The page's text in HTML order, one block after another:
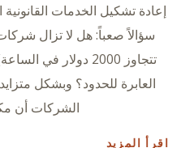
إعادة تشكيل الخدمات
سؤالاً صعباً: هل لا تزال
تتجاوز 2000 دولار
العابرة للحدود؟ وبشكل
الشركات أن
اقرأ المزيد